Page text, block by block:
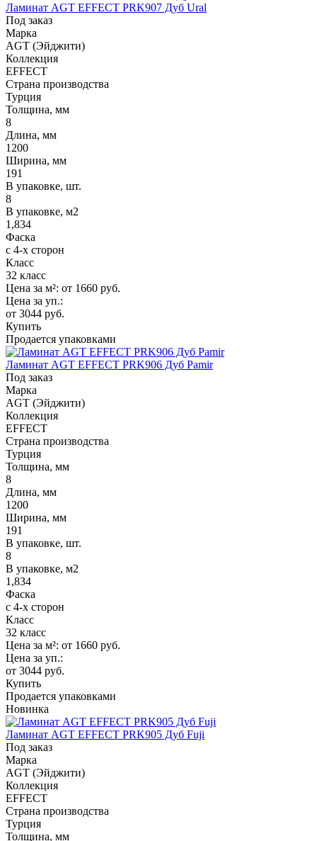
Ламинат AGT EFFECT PRK907 Дуб Ural
Под заказ
Марка
AGT (Эйджити)
Коллекция
EFFECT
Страна производства
Турция
Толщина, мм
8
Длина, мм
1200
Ширина, мм
191
В упаковке, шт.
8
В упаковке, м2
1,834
Фаска
с 4-х сторон
Класс
32 класс
Цена за м²: от 1660 руб.
Цена за уп.:
от 3044 руб.
Купить
Продается упаковками
Ламинат AGT EFFECT PRK906 Дуб Pamir
Под заказ
Марка
AGT (Эйджити)
Коллекция
EFFECT
Страна производства
Турция
Толщина, мм
8
Длина, мм
1200
Ширина, мм
191
В упаковке, шт.
8
В упаковке, м2
1,834
Фаска
с 4-х сторон
Класс
32 класс
Цена за м²: от 1660 руб.
Цена за уп.:
от 3044 руб.
Купить
Продается упаковками
Новинка
Ламинат AGT EFFECT PRK905 Дуб Fuji
Под заказ
Марка
AGT (Эйджити)
Коллекция
EFFECT
Страна производства
Турция
Толщина, мм